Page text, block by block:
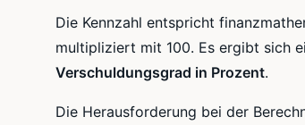
Die Kennzahl entspricht
multipliziert mit 100. Es ergibt sich
Verschuldungsgrad in Prozent.
Die Herausforderung bei der